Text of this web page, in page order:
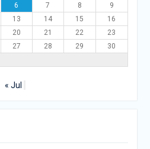
6 7 8
9
13 14 15
16
20 21 22
23
27 28 29
30
« Jul